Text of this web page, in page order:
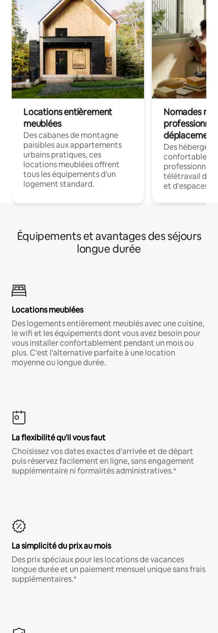
Locations entièrement
meublées
Des cabanes de montagne
paisibles aux appartements
urbains pratiques, ces
locations meublées offrent
tous les équipements d'un
logement standard.
Nomades
déplacement
Des
confortables
professionnels
télétravail
et d'espaces
Équipements et avantages des séjours
longue durée
Locations meublées
Des logements entièrement meublés avec une cuisine,
le wifi et les équipements dont vous avez besoin pour
vous installer confortablement pendant un mois ou
plus. C'est l'alternative parfaite à une location
moyenne ou longue durée.
La flexibilité qu'il vous faut
Choisissez vos dates exactes d'arrivée et de départ
puis réservez facilement en ligne, sans engagement
supplémentaire ni formalités administratives.*
La simplicité du prix au mois
Des prix spéciaux pour les locations de vacances
longue durée et un paiement mensuel unique sans frais
supplémentaires.*